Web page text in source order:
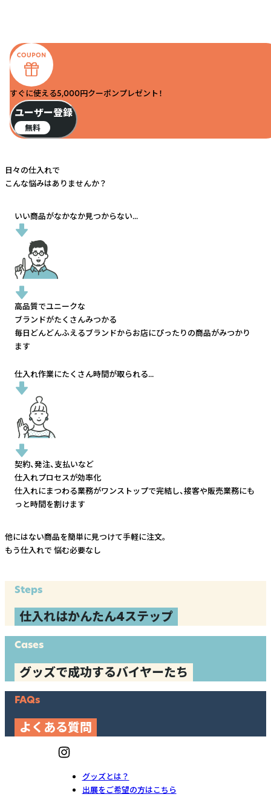
すぐに使える5,000円クーポンプレゼント！
ユーザー登録
無料
日々の仕入れで
こんな悩みはありませんか？
いい商品がなかなか見つからない...
高品質でユニークな
ブランドがたくさんみつかる
毎日どんどんふえるブランドからお店にぴったりの商品がみつかり
ます
仕入れ作業にたくさん時間が取られる...
契約、発注、支払いなど
仕入れプロセスが効率化
仕入れにまつわる業務がワンストップで完結し、接客や販売業務にも
っと時間を割けます
他にはない商品を簡単に見つけて手軽に注文。
もう仕入れで 悩む必要なし
Steps
仕入れはかんたん4ステップ
Cases
グッズで成功するバイヤーたち
FAQs
よくある質問
グッズとは？
出展をご希望の方はこちら